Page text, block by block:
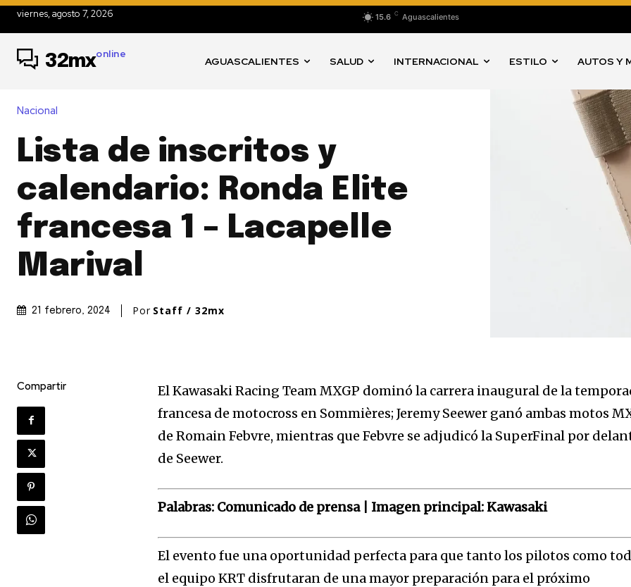
15.6 C Aguascalientes
viernes, agosto 7, 2026
32mxonline
AGUASCALIENTES SALUD INTERNACIONAL ESTILO AUTOS Y
Nacional
Lista de inscritos y
calendario: Ronda Elite
francesa 1 – Lacapelle
Marival
21 febrero, 2024 Por Staff / 32mx
Compartir
El Kawasaki Racing Team MXGP dominó la carrera inaugural de la
francesa de motocross en Sommières; Jeremy Seewer ganó ambas motos
de Romain Febvre, mientras que Febvre se adjudicó la SuperFinal por
de Seewer.
Palabras: Comunicado de prensa | Imagen principal: Kawasaki
El evento fue una oportunidad perfecta para que tanto los pilotos como
el equipo KRT disfrutaran de una mayor preparación para el próximo